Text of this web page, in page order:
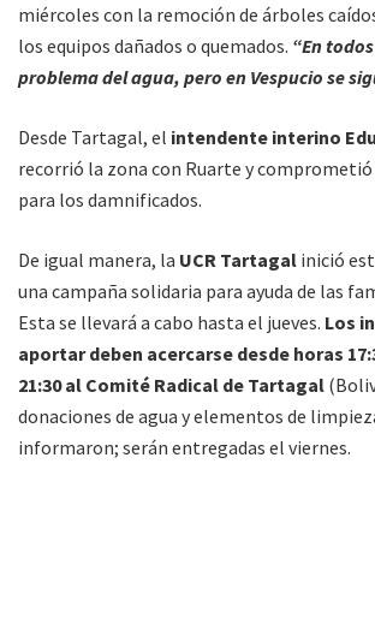
miércoles con la remoción de árboles
los equipos dañados o quemados. “En
problema del agua, pero en Vespucio se
Desde Tartagal, el intendente interino
recorrió la zona con Ruarte y
para los damnificados.
De igual manera, la UCR Tartagal inició
una campaña solidaria para ayuda de las
Esta se llevará a cabo hasta el jueves. Los
aportar deben acercarse desde horas
21:30 al Comité Radical de Tartagal
donaciones de agua y elementos de
informaron; serán entregadas el viernes.